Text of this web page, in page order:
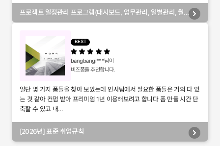
프로젝트 일정관리 프로그램(대시보드, 업무관리, 일별관리, 월
BEST
bangbangi***님이
비즈폼을 추천합니다.
일단 몇 가지 폼들을 찾아 보았는데 인사팀에서 필요한 폼들은 거의 다 있
는 것 같아 컨펌 받아 프리미엄 1년 이용해보려고 합니다 폼 만들 시간 단
축할 수 있고 내...
[2026년] 표준 취업규칙